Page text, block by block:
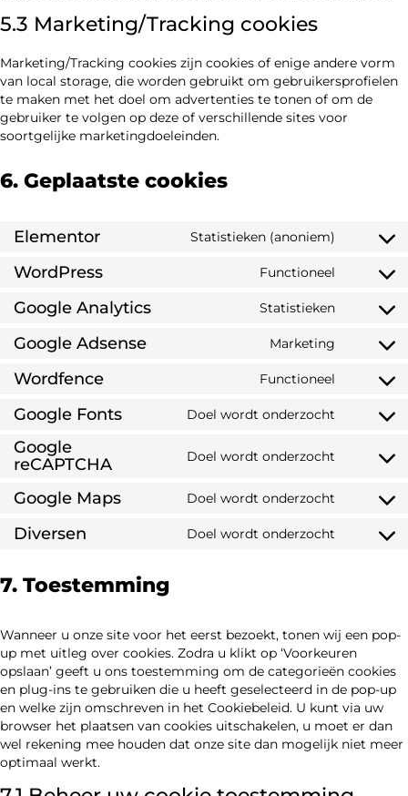
5.3 Marketing/Tracking cookies
Marketing/Tracking cookies zijn cookies of enige andere vorm
van local storage, die worden gebruikt om gebruikersprofielen
te maken met het doel om advertenties te tonen of om de
gebruiker te volgen op deze of verschillende sites voor
soortgelijke marketingdoeleinden.
6. Geplaatste cookies
Elementor Statistieken (anoniem)
WordPress Functioneel
Google Analytics Statistieken
Google Adsense Marketing
Wordfence Functioneel
Google Fonts Doel wordt onderzocht
Google
reCAPTCHA
Doel wordt onderzocht
Google Maps Doel wordt onderzocht
Diversen Doel wordt onderzocht
7. Toestemming
Wanneer u onze site voor het eerst bezoekt, tonen wij een pop-
up met uitleg over cookies. Zodra u klikt op ‘Voorkeuren
opslaan’ geeft u ons toestemming om de categorieën cookies
en plug-ins te gebruiken die u heeft geselecteerd in de pop-up
en welke zijn omschreven in het Cookiebeleid. U kunt via uw
browser het plaatsen van cookies uitschakelen, u moet er dan
wel rekening mee houden dat onze site dan mogelijk niet meer
optimaal werkt.